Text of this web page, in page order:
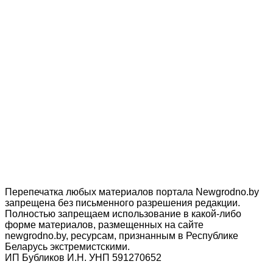
Перепечатка любых материалов портала Newgrodno.by
запрещена без письменного разрешения редакции.
Полностью запрещаем использование в какой-либо
форме материалов, размещенных на сайте
newgrodno.by, ресурсам, признанным в Республике
Беларусь экстремистскими.
ИП Бубликов И.Н. УНП 591270652